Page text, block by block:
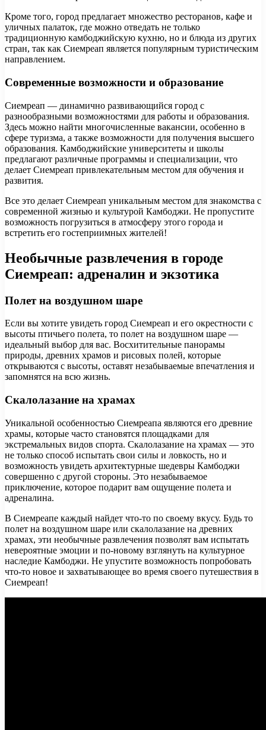
Кроме того, город предлагает множество ресторанов, кафе и
уличных палаток, где можно отведать не только
традиционную камбоджийскую кухню, но и блюда из других
стран, так как Сиемреап является популярным туристическим
направлением.
Современные возможности и образование
Сиемреап — динамично развивающийся город с
разнообразными возможностями для работы и образования.
Здесь можно найти многочисленные вакансии, особенно в
сфере туризма, а также возможности для получения высшего
образования. Камбоджийские университеты и школы
предлагают различные программы и специализации, что
делает Сиемреап привлекательным местом для обучения и
развития.
Все это делает Сиемреап уникальным местом для знакомства с
современной жизнью и культурой Камбоджи. Не пропустите
возможность погрузиться в атмосферу этого города и
встретить его гостеприимных жителей!
Необычные развлечения в городе
Сиемреап: адреналин и экзотика
Полет на воздушном шаре
Если вы хотите увидеть город Сиемреап и его окрестности с
высоты птичьего полета, то полет на воздушном шаре —
идеальный выбор для вас. Восхитительные панорамы
природы, древних храмов и рисовых полей, которые
открываются с высоты, оставят незабываемые впечатления и
запомнятся на всю жизнь.
Скалолазание на храмах
Уникальной особенностью Сиемреапа являются его древние
храмы, которые часто становятся площадками для
экстремальных видов спорта. Скалолазание на храмах — это
не только способ испытать свои силы и ловкость, но и
возможность увидеть архитектурные шедевры Камбоджи
совершенно с другой стороны. Это незабываемое
приключение, которое подарит вам ощущение полета и
адреналина.
В Сиемреапе каждый найдет что-то по своему вкусу. Будь то
полет на воздушном шаре или скалолазание на древних
храмах, эти необычные развлечения позволят вам испытать
невероятные эмоции и по-новому взглянуть на культурное
наследие Камбоджи. Не упустите возможность попробовать
что-то новое и захватывающее во время своего путешествия в
Сиемреап!